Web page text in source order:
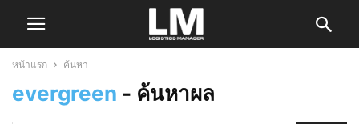
หน้าแรก ค้นหา
evergreen - ค้นหาผล